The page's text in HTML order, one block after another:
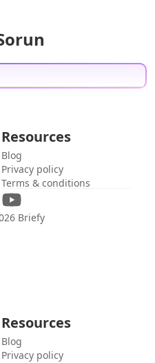
Resources
Blog
Privacy policy
Terms & conditions
Briefy
Resources
Blog
Privacy policy